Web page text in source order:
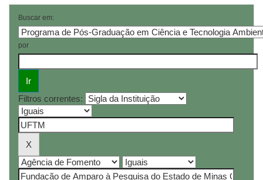
Buscar em:
por
Filtros correntes: